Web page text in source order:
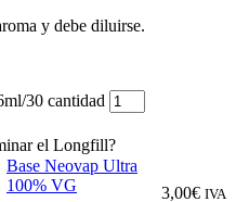
y debe diluirse.
30 cantidad
el Longfill?
Base Neovap Ultra
100% VG
3,00€ IVA